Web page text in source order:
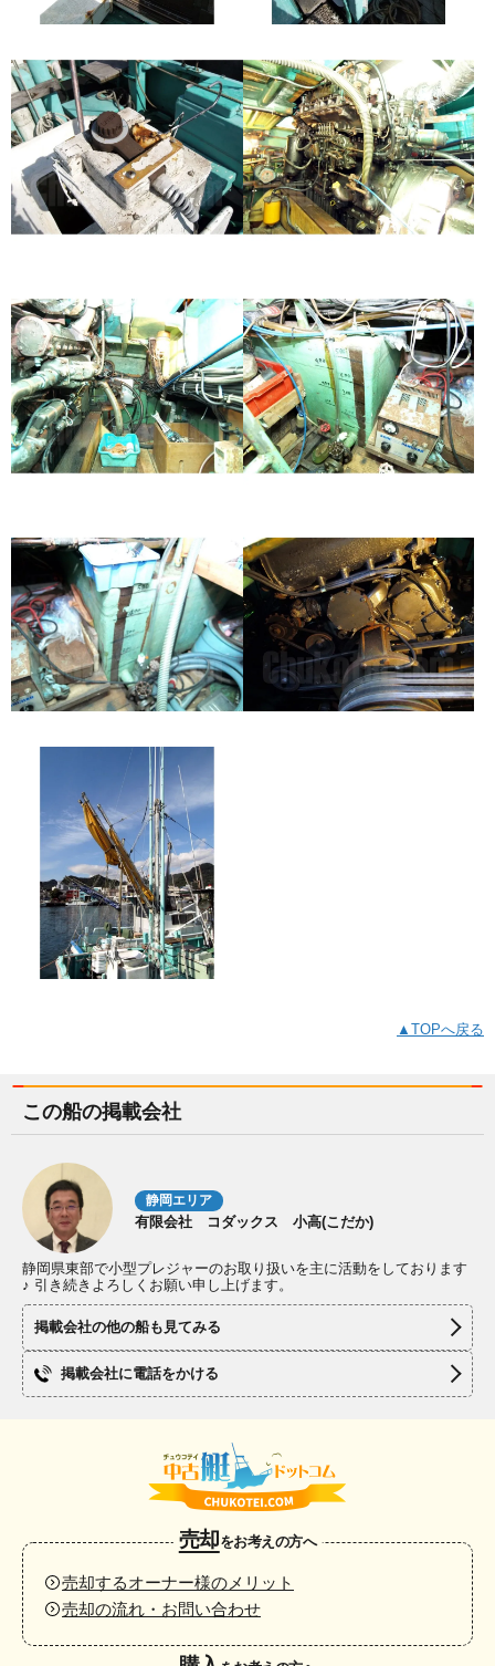
▲TOPへ戻る
この船の掲載会社
静岡エリア
有限会社 コダックス 小高(こだか)
静岡県東部で小型プレジャーのお取り扱いを主に活動をしております
♪ 引き続きよろしくお願い申し上げます。
掲載会社の他の船も見てみる
掲載会社に電話をかける
売却をお考えの方へ
売却するオーナー様のメリット
売却の流れ・お問い合わせ